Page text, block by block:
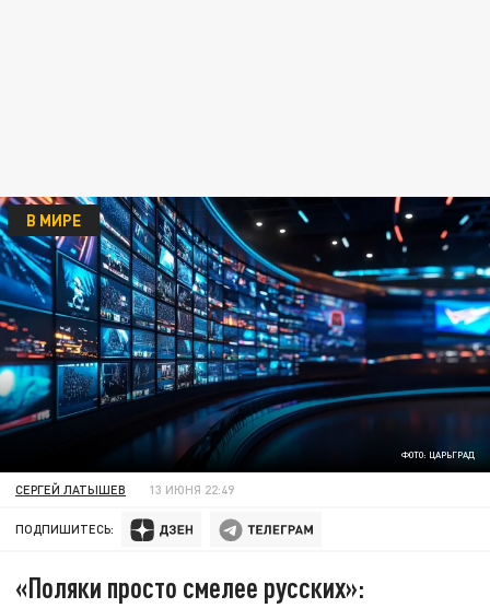
ФОТО: ЦАРЬГРАД
В МИРЕ
СЕРГЕЙ ЛАТЫШЕВ 13 ИЮНЯ 22:49
ПОДПИШИТЕСЬ:
«Поляки просто смелее русских»: